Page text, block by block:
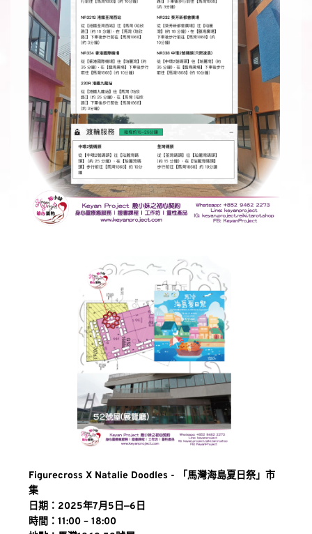
Figurecross X Natalie Doodles - 「馬灣海島夏日祭」市
集
日期：2025年7月5日—6日
時間：11:00 – 18:00